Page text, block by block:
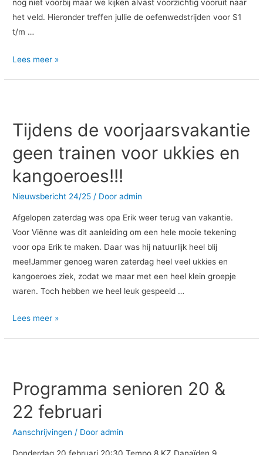
nog niet voorbij maar we kijken alvast voorzichtig vooruit naar
het veld. Hieronder treffen jullie de oefenwedstrijden voor S1
t/m …
Lees meer »
Tijdens de voorjaarsvakantie
geen trainen voor ukkies en
kangoeroes!!!
Nieuwsbericht 24/25 / Dooradmin
Afgelopen zaterdag was opa Erik weer terug van vakantie.
Voor Viënne was dit aanleiding om een hele mooie tekening
voor opa Erik te maken. Daar was hij natuurlijk heel blij
mee!Jammer genoeg waren zaterdag heel veel ukkies en
kangoeroes ziek, zodat we maar met een heel klein groepje
waren. Toch hebben we heel leuk gespeeld …
voorjaarsvakantie
geen
trainen
voor
en
kangoeroes!!!
Lees meer »
Programma senioren 20 &
22 februari
Aanschrijvingen / Dooradmin
Donderdag 20 februari 20:30 Tempo 8 KZ Danaïden 9